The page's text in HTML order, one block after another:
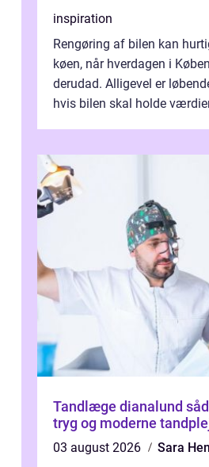
inspiration
Rengøring af bilen kan
køen, når hverdagen i
derudad. Alligevel er
hvis bilen skal holde
Tandlæge dianalund sådan finder du
tryg og moderne
03 august 2026
Sara